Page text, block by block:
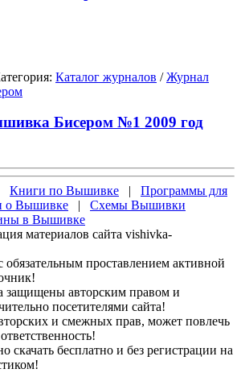
Каталог журналов /Журнал
Бисером №1 2009 год
Книги по Вышивке | Программы для
о Вышивке | Схемы Вышивки
в Вышивке
материалов сайта vishivka-
обязательным проставлением активной
защищены авторским правом и
посетителями сайта!
и смежных прав, может повлечь
скачать бесплатно и без регистрации на